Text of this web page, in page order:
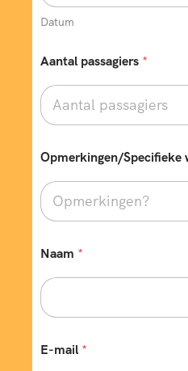
Datum
Aantal passagiers *
O
m
e
r
i
g
n
S
p
Opmerkingen/Specifieke
Naam *
E-mail *